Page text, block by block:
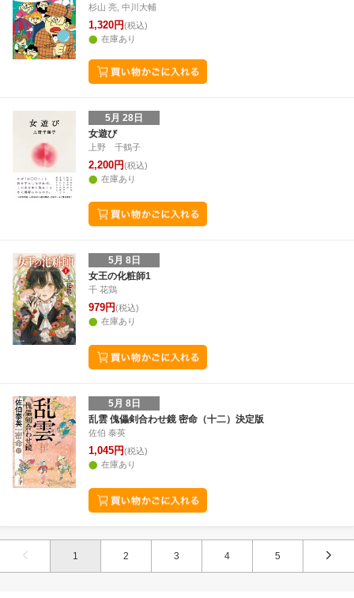
杉山 亮, 中川大輔
1,320円(税込)
在庫あり
5月 28日
女遊び
上野 千鶴子
2,200円(税込)
在庫あり
5月 8日
女王の化粧師1
千 花鶏
979円(税込)
在庫あり
5月 8日
乱雲 傀儡剣合わせ鏡 密命（十二）決定版
佐伯 泰英
1,045円(税込)
在庫あり
1 2 3 4 5